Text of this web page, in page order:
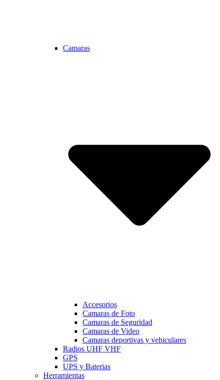
Camaras
Accesorios
Camaras de Foto
Camaras de Seguridad
Camaras de Video
Camaras deportivas y vehiculares
Radios UHF VHF
GPS
UPS y Baterias
Herramientas